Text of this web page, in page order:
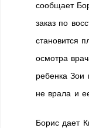
сообщает
заказ по
становится
осмотра
ребенка Зои
не врала и
Борис дает